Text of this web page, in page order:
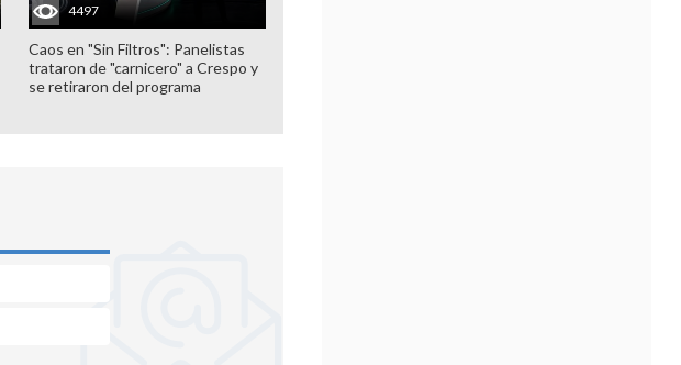
4497
Caos en "Sin Filtros": Panelistas
trataron de "carnicero" a Crespo y
se retiraron del programa